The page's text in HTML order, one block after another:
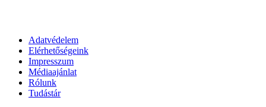
Adatvédelem
Elérhetőségeink
Impresszum
Médiaajánlat
Rólunk
Tudástár